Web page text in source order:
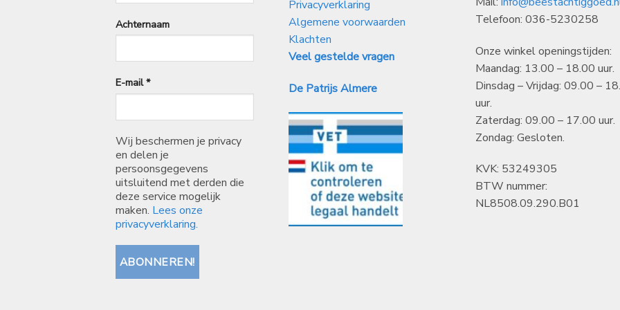
Achternaam
E-mail*
Wij beschermen je privacy
en delen je
persoonsgegevens
uitsluitend met derden die
deze service mogelijk
maken. Lees onze
privacyverklaring.
Privacyverklaring
Algemene voorwaarden
Klachten
Veel gestelde vragen
De Patrijs Almere
Telefoon: 036-5230258
Onze winkel openingstijden:
Maandag: 13.00 – 18.00 uur.
Dinsdag – Vrijdag: 09.00 –
uur.
Zaterdag: 09.00 – 17.00 uur.
Zondag: Gesloten.
KVK: 53249305
BTW nummer:
NL8508.09.290.B01